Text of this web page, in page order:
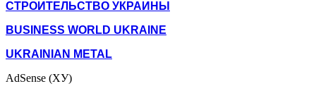
СТРОИТЕЛЬСТВО УКРАИНЫ
BUSINESS WORLD UKRAINE
UKRAINIAN METAL
AdSense (ХУ)